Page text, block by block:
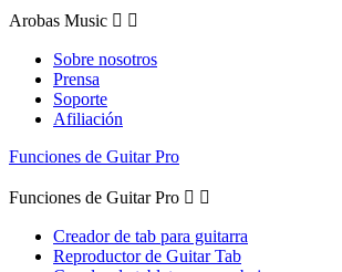
Arobas Music  
Sobre nosotros
Prensa
Soporte
Afiliación
Funciones de Guitar Pro
Funciones de Guitar Pro  
Creador de tab para guitarra
Reproductor de Guitar Tab